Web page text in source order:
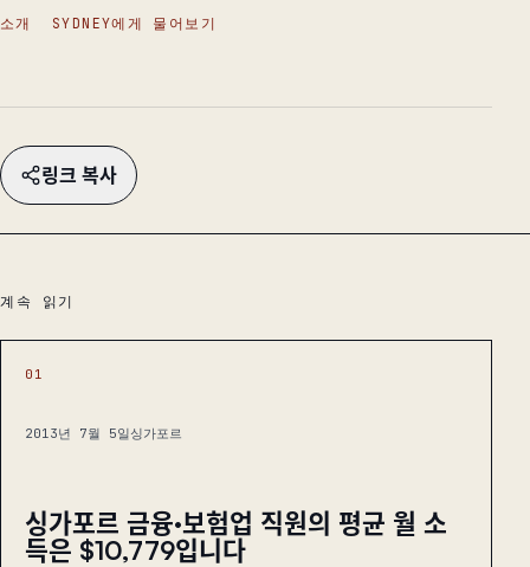
소개 SYDNEY에게 물어보기
링크 복사
계속 읽기
01
2013년 7월 5일싱가포르
싱가포르 금융·보험업 직원의 평균 월 소
득은 $10,779입니다